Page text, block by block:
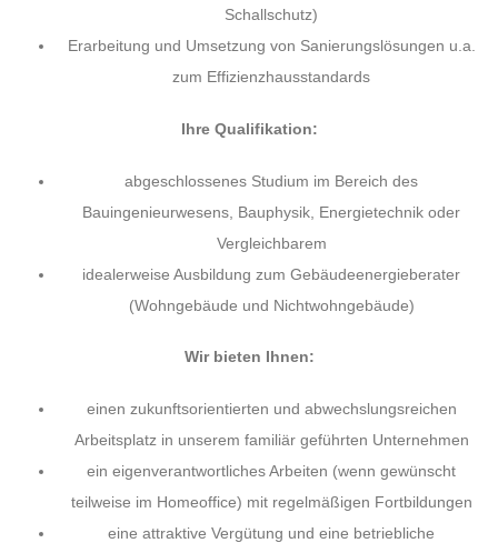
Schallschutz)
Erarbeitung und Umsetzung von Sanierungslösungen u.a.
zum Effizienzhausstandards
Ihre Qualifikation:
abgeschlossenes Studium im Bereich des
Bauingenieurwesens, Bauphysik, Energietechnik oder
Vergleichbarem
idealerweise Ausbildung zum Gebäudeenergieberater
(Wohngebäude und Nichtwohngebäude)
Wir bieten Ihnen:
einen zukunftsorientierten und abwechslungsreichen
Arbeitsplatz in unserem familiär geführten Unternehmen
ein eigenverantwortliches Arbeiten (wenn gewünscht
teilweise im Homeoffice) mit regelmäßigen Fortbildungen
eine attraktive Vergütung und eine betriebliche